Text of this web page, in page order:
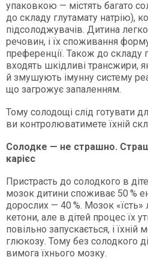
упаковкою — містять багато
до складу глутамату натрію),
підсолоджувачів. Дитина
речовин, і їх споживання
преференції. Також до складу
входять шкідливі трансжири,
й змушують імунну систему
що загрожує запаленням.
Тому солодощі слід готувати
ви контролюватимете їхній
Солодке — не страшно.
карієс
Пристрасть до солодкого в
мозок дитини споживає 50 %
дорослих — 40 %. Мозок
кетони, але в дітей процес їх
повільно запускається, і
глюкозу. Тому без солодкого
вимога їхнього мозку.